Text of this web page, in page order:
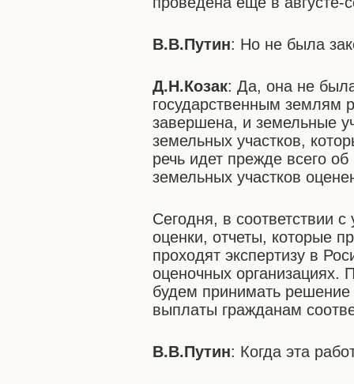
В.В.Путин: Но не была
Д.Н.Козак: Да, она не
государственным землям
завершена, и земельные
земельных участков,
речь идет прежде всего
земельных участков
Сегодня, в соответствии
оценки, отчеты, которые
проходят экспертизу в
оценочных организациях.
будем принимать решение
выплаты гражданам
В.В.Путин: Когда эта